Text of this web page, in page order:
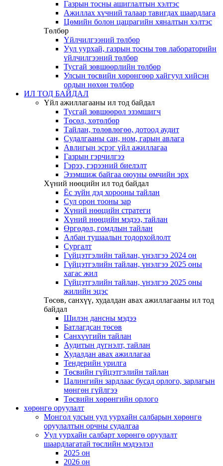
Газрын тосны ашиглалтын хэлтэс
Ажиллах хүчний талаар тавигдах шаардлага
Цөмийн болон цацрагийн хяналтын хэлтэс
Төлбөр
Үйлчилгээний төлбөр
Уул уурхай, газрын тосны төв лабораторийн
үйлчилгээний төлбөр
Тусгай зөвшөөрлийн төлбөр
Улсын төсвийн хөрөнгөөр хайгуул хийсэн
ордын нөхөн төлбөр
ИЛ ТОД БАЙДАЛ
Үйл ажиллагааны ил тод байдал
Тусгай зөвшөөрөл эзэмшигч
Төсөл, хөтөлбөр
Тайлан, төлөвлөгөө, дотоод аудит
Судалгааны сан, ном, гарын авлага
Авлигын эсрэг үйл ажиллагаа
Газрын гэрчилгээ
Гэрээ, гэрээний биелэлт
Эзэмшиж байгаа оюуны өмчийн эрх
Хүний нөөцийн ил тод байдал
Ёс зүйн дэд хорооны тайлан
Сул орон тооны зар
Хүний нөөцийн стратеги
Хүний нөөцийн мэдээ, тайлан
Өргөдөл, гомдлын тайлан
Албан тушаалын тодорхойлолт
Сургалт
Гүйцэтгэлийн тайлан, үнэлгээ 2024 он
Гүйцэтгэлийн тайлан, үнэлгээ 2025 оны
хагас жил
Гүйцэтгэлийн тайлан, үнэлгээ 2025 оны
жилийн эцэс
Төсөв, санхүү, худалдан авах ажиллагааны ил тод
байдал
Шилэн дансны мэдээ
Батлагдсан төсөв
Санхүүгийн тайлан
Аудитын дүгнэлт, тайлан
Худалдан авах ажиллагаа
Тендерийн урилга
Төсвийн гүйцэтгэлийн тайлан
Цалингийн зардлаас бусад орлого, зарлагын
мөнгөн гүйлгээ
Төсвийн хөрөнгийн орлого
хөрөнгө оруулалт
Монгол улсын уул уурхайн салбарын хөрөнгө
оруулалтын орчны судалгаа
Уул уурхайн салбарт хөрөнгө оруулалт
шаардлагатай төслийн мэдээлэл
2025 он
2026 он